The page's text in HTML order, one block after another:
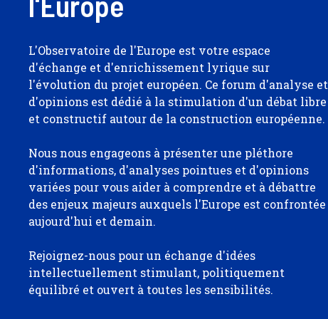
L'Observatoire de l'Europe est votre espace
d'échange et d'enrichissement lyrique sur
l'évolution du projet européen. Ce forum d'analyse et
d'opinions est dédié à la stimulation d'un débat libre
et constructif autour de la construction européenne.
Nous nous engageons à présenter une pléthore
d'informations, d'analyses pointues et d'opinions
variées pour vous aider à comprendre et à débattre
des enjeux majeurs auxquels l'Europe est confrontée
aujourd'hui et demain.
Rejoignez-nous pour un échange d'idées
intellectuellement stimulant, politiquement
équilibré et ouvert à toutes les sensibilités.